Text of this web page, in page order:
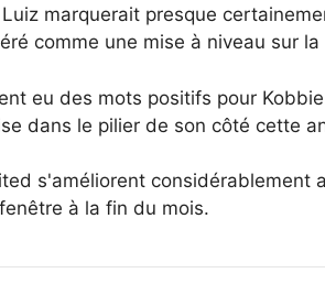
marquerait presque
comme une mise à niveau sur
eu des mots positifs pour
dans le pilier de son côté cette
s'améliorent considérablement
à la fin du mois.